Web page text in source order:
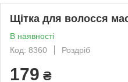
Щітка для волосся
В наявності
Код: 8360
Роздріб
179 ₴